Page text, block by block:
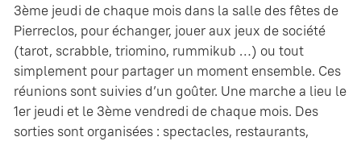
3ème jeudi de chaque mois dans la salle des fêtes de
Pierreclos, pour échanger, jouer aux jeux de société
(tarot, scrabble, triomino, rummikub …) ou tout
simplement pour partager un moment ensemble. Ces
réunions sont suivies d’un goûter. Une marche a lieu le
1er jeudi et le 3ème vendredi de chaque mois. Des
sorties sont organisées : spectacles, restaurants,